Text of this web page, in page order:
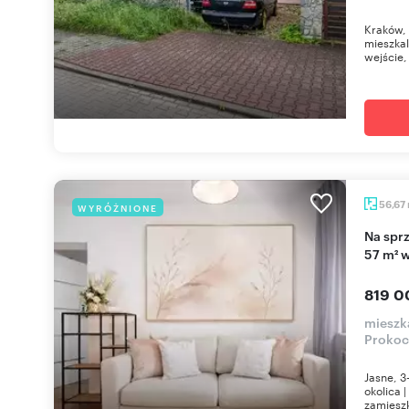
WYRÓŻNIONE 56,67
Na sprzedaż przestronne 3-pokojowe mieszkanie
57 m²
819
Jasne,
okolica